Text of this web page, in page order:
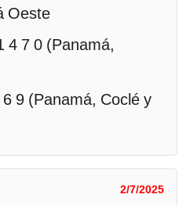
Oeste
4 7 0 (Panamá,
9 (Panamá, Coclé y
2/7/2025